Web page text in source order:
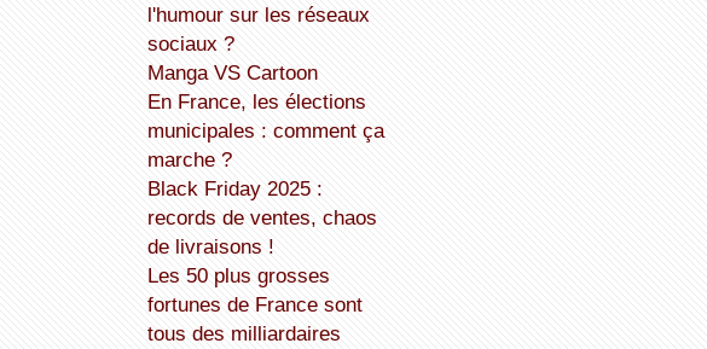
l'humour sur les réseaux
sociaux ?
Manga VS Cartoon
En France, les élections
municipales : comment ça
marche ?
Black Friday 2025 :
records de ventes, chaos
de livraisons !
Les 50 plus grosses
fortunes de France sont
tous des milliardaires